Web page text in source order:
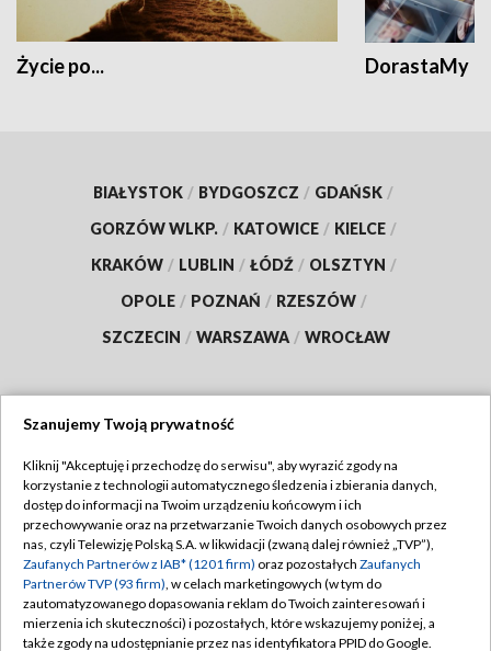
Życie po... DorastaMy
BIAŁYSTOK / BYDGOSZCZ / GDAŃSK /
GORZÓW WLKP. / KATOWICE / KIELCE /
KRAKÓW / LUBLIN / ŁÓDŹ / OLSZTYN /
OPOLE / POZNAŃ / RZESZÓW /
SZCZECIN / WARSZAWA / WROCŁAW
TVP
Abonament TVP
Emisja w TVP
Centrum informacji TVP
Naziemna Telewizja Cyfrowa
Regulamin TVP
Polityka prywatności
Moje zgody
Pomoc
Szanujemy Twoją prywatność
Kliknij "Akceptuję i przechodzę do serwisu", aby wyrazić zgody na
korzystanie z technologii automatycznego śledzenia i zbierania danych,
dostęp do informacji na Twoim urządzeniu końcowym i ich
przechowywanie oraz na przetwarzanie Twoich danych osobowych przez
nas, czyli Telewizję Polską S.A. w likwidacji (zwaną dalej również „TVP”),
Zaufanych Partnerów z IAB* (1201 firm) oraz pozostałych Zaufanych
Partnerów TVP (93 firm), w celach marketingowych (w tym do
zautomatyzowanego dopasowania reklam do Twoich zainteresowań i
mierzenia ich skuteczności) i pozostałych, które wskazujemy poniżej, a
także zgody na udostępnianie przez nas identyfikatora PPID do Google.